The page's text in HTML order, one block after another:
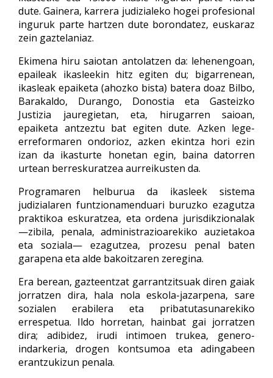
dute. Gainera, karrera judizialeko hogei profesional
inguruk parte hartzen dute borondatez, euskaraz
zein gaztelaniaz.
Ekimena hiru saiotan antolatzen da: lehenengoan,
epaileak ikasleekin hitz egiten du; bigarrenean,
ikasleak epaiketa (ahozko bista) batera doaz Bilbo,
Barakaldo, Durango, Donostia eta Gasteizko
Justizia jauregietan, eta, hirugarren saioan,
epaiketa antzeztu bat egiten dute. Azken lege-
erreformaren ondorioz, azken ekintza hori ezin
izan da ikasturte honetan egin, baina datorren
urtean berreskuratzea aurreikusten da.
Programaren helburua da ikasleek sistema
judizialaren funtzionamenduari buruzko ezagutza
praktikoa eskuratzea, eta ordena jurisdikzionalak
—zibila, penala, administrazioarekiko auzietakoa
eta soziala— ezagutzea, prozesu penal baten
garapena eta alde bakoitzaren zeregina.
Era berean, gazteentzat garrantzitsuak diren gaiak
jorratzen dira, hala nola eskola-jazarpena, sare
sozialen erabilera eta pribatutasunarekiko
errespetua. Ildo horretan, hainbat gai jorratzen
dira; adibidez, irudi intimoen trukea, genero-
indarkeria, drogen kontsumoa eta adingabeen
erantzukizun penala.